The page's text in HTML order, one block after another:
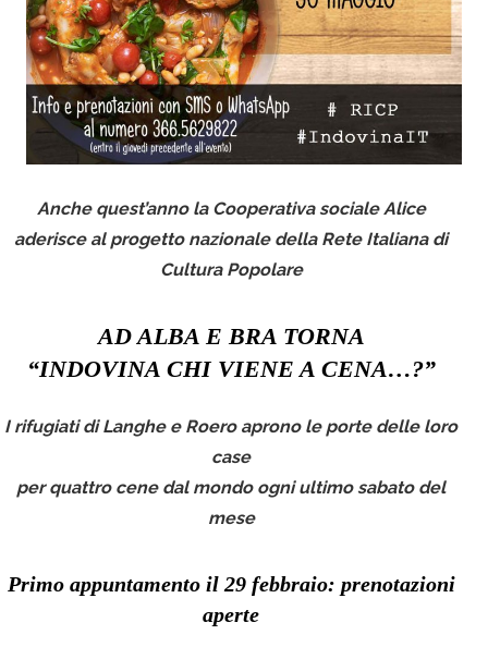
Anche quest’anno la Cooperativa sociale Alice
aderisce al progetto nazionale della Rete Italiana di
Cultura Popolare
AD ALBA E BRA TORNA
“INDOVINA CHI VIENE A CENA…?”
I rifugiati di Langhe e Roero aprono le porte delle loro
case
per quattro cene dal mondo ogni ultimo sabato del
mese
Primo appuntamento il 29 febbraio: prenotazioni
aperte